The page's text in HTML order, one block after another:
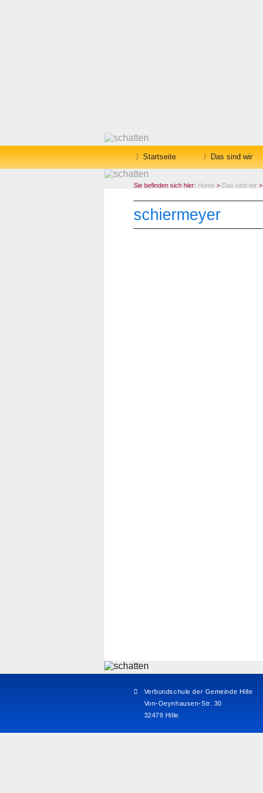
Startseite Das sind wir
Sie befinden sich hier: Home > Das sind wir >
schiermeyer
Verbundschule der Gemeinde Hille
Von-Oeynhausen-Str. 30
32479 Hille